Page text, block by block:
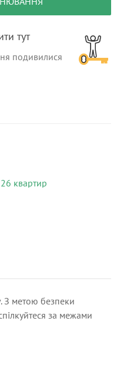
тут
подивилися
26 квартир
З метою безпеки
за межами